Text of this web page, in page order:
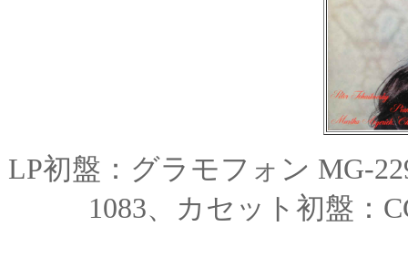
LP初盤：グラモフォン MG-
1083、カセット 初盤 ：